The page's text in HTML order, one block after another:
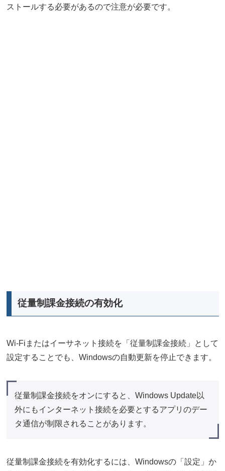
ストールする必要があるので注意が必要です。
従量制課金接続の有効化
Wi-Fiまたはイーサネット接続を「従量制課金接続」として
設定することでも、Windowsの自動更新を停止できます。
従量制課金接続をオンにすると、Windows Update以
外にもインターネット接続を必要とするアプリのデー
タ通信が制限されることがあります。
従量制課金接続を有効化するには、Windowsの「設定」か